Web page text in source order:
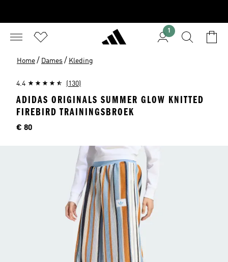
1
Home / Dames / Kleding
4.4 (130)
ADIDAS ORIGINALS SUMMER GLOW KNITTED
FIREBIRD TRAININGSBROEK
Price
€ 80